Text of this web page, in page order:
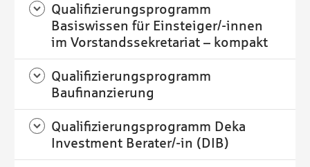
Qualifizierungsprogramm
Basiswissen für Einsteiger/-innen
im Vorstandssekretariat – kompakt
Qualifizierungsprogramm
Baufinanzierung
Qualifizierungsprogramm Deka
Investment Berater/-in (DIB)